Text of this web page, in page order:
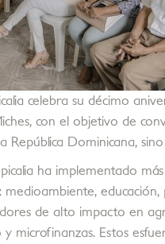
celebra su décimo
con el objetivo de
República Dominicana,
ha implementado
de alto impacto en
microfinanzas. Estos